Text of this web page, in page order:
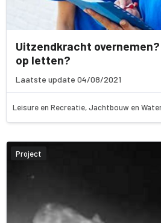
Uitzendkracht
op letten?
Laatste update 04/08/2021
Leisure en Recreatie, Jachtbouw en
Project